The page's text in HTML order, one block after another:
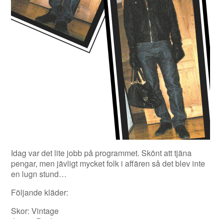
Idag var det lite jobb på programmet. Skönt att tjäna
pengar, men jävligt mycket folk i affären så det blev inte
en lugn stund…
Följande kläder:
Skor: Vintage